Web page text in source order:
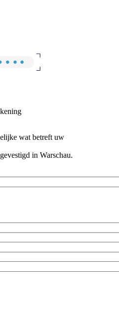
wat betreft uw
in Warschau.